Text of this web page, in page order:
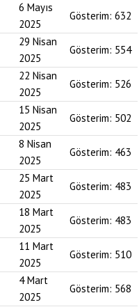
6 Mayıs
2025
Gösterim: 632
29 Nisan
2025
Gösterim: 554
22 Nisan
2025
Gösterim: 526
15 Nisan
2025
Gösterim: 502
8 Nisan
2025
Gösterim: 463
25 Mart
2025
Gösterim: 483
18 Mart
2025
Gösterim: 483
11 Mart
2025
Gösterim: 510
4 Mart
2025
Gösterim: 568